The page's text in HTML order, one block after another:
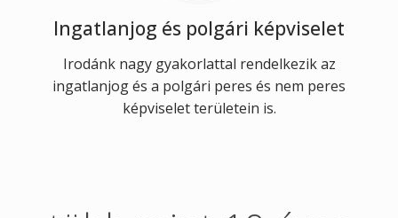
Ingatlanjog és polgári képviselet
Irodánk nagy gyakorlattal rendelkezik az
ingatlanjog és a polgári peres és nem peres
képviselet területein is.